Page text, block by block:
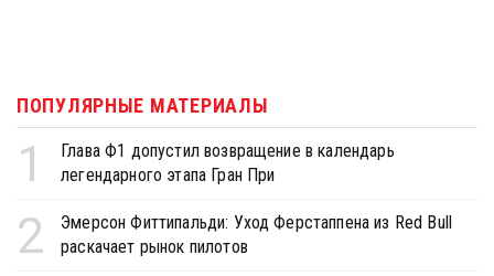
ПОПУЛЯРНЫЕ МАТЕРИАЛЫ
1
Глава Ф1 допустил возвращение в календарь
легендарного этапа Гран При
2
Эмерсон Фиттипальди: Уход Ферстаппена из Red Bull
раскачает рынок пилотов